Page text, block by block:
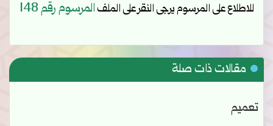
للاطلاع على المرسوم يرجى النقر على الملف المرسوم رقم 148
مقالات ذات صلة
تعميم